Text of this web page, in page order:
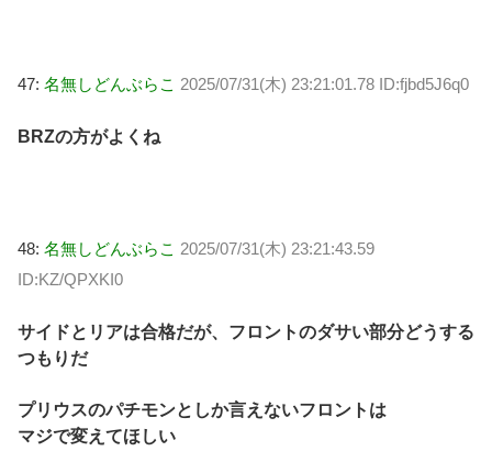
47: 名無しどんぶらこ 2025/07/31(木) 23:21:01.78 ID:fjbd5J6q0
BRZの方がよくね
48: 名無しどんぶらこ 2025/07/31(木) 23:21:43.59
ID:KZ/QPXKI0
サイドとリアは合格だが、フロントのダサい部分どうする
つもりだ
プリウスのパチモンとしか言えないフロントは
マジで変えてほしい